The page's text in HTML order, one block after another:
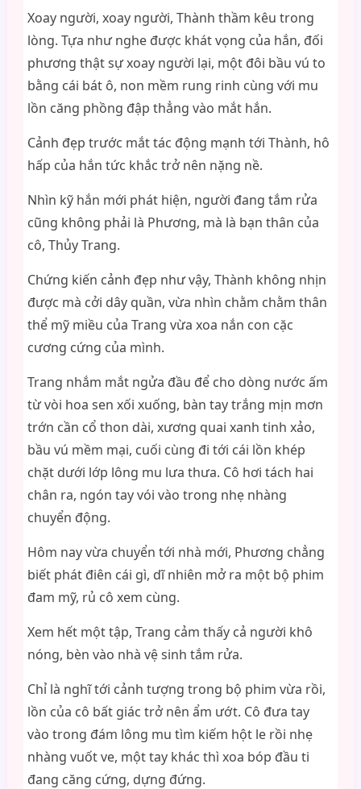
Xoay người, xoay người, Thành thầm kêu trong
lòng. Tựa như nghe được khát vọng của hắn, đối
phương thật sự xoay người lại, một đôi bầu vú to
bằng cái bát ô, non mềm rung rinh cùng với mu
lồn căng phồng đập thẳng vào mắt hắn.
Cảnh đẹp trước mắt tác động mạnh tới Thành, hô
hấp của hắn tức khắc trở nên nặng nề.
Nhìn kỹ hắn mới phát hiện, người đang tắm rửa
cũng không phải là Phương, mà là bạn thân của
cô, Thủy Trang.
Chứng kiến cảnh đẹp như vậy, Thành không nhịn
được mà cởi dây quần, vừa nhìn chằm chằm thân
thể mỹ miều của Trang vừa xoa nắn con cặc
cương cứng của mình.
Trang nhắm mắt ngửa đầu để cho dòng nước ấm
từ vòi hoa sen xối xuống, bàn tay trắng mịn mơn
trớn cần cổ thon dài, xương quai xanh tinh xảo,
bầu vú mềm mại, cuối cùng đi tới cái lồn khép
chặt dưới lớp lông mu lưa thưa. Cô hơi tách hai
chân ra, ngón tay vói vào trong nhẹ nhàng
chuyển động.
Hôm nay vừa chuyển tới nhà mới, Phương chẳng
biết phát điên cái gì, dĩ nhiên mở ra một bộ phim
đam mỹ, rủ cô xem cùng.
Xem hết một tập, Trang cảm thấy cả người khô
nóng, bèn vào nhà vệ sinh tắm rửa.
Chỉ là nghĩ tới cảnh tượng trong bộ phim vừa rồi,
lồn của cô bất giác trở nên ẩm ướt. Cô đưa tay
vào trong đám lông mu tìm kiếm hột le rồi nhẹ
nhàng vuốt ve, một tay khác thì xoa bóp đầu ti
đang căng cứng, dựng đứng.